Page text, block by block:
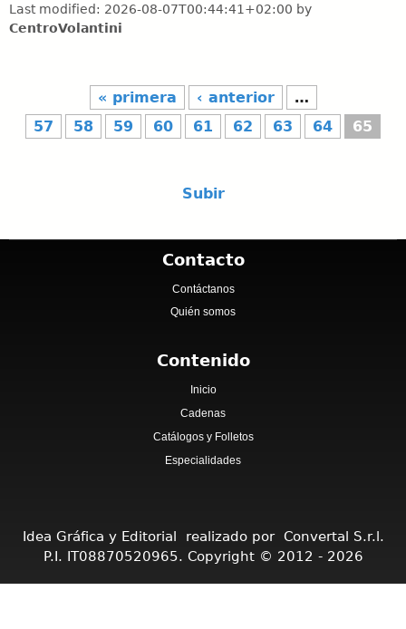
Last modified: 2026-08-07T00:44:41+02:00 by
CentroVolantini
« primera ‹ anterior
…
57
58 59 60 61 62 63 64 65
Subir
Contacto
Contáctanos
Quién somos
Contenido
Inicio
Cadenas
Catálogos y Folletos
Especialidades
Idea Gráfica y Editorial realizado por Convertal S.r.l.
P.I. IT08870520965. Copyright © 2012 - 2026